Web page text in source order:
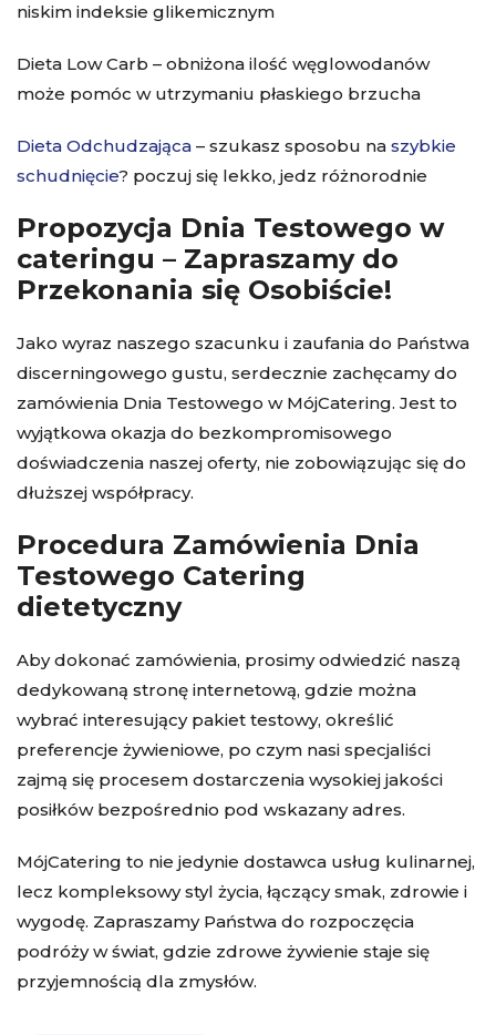
niskim indeksie glikemicznym
Dieta Low Carb – obniżona ilość węglowodanów
może pomóc w utrzymaniu płaskiego brzucha
Dieta Odchudzająca – szukasz sposobu na szybkie
schudnięcie? poczuj się lekko, jedz różnorodnie
Propozycja Dnia Testowego w
cateringu – Zapraszamy do
Przekonania się Osobiście!
Jako wyraz naszego szacunku i zaufania do Państwa
discerningowego gustu, serdecznie zachęcamy do
zamówienia Dnia Testowego w MójCatering. Jest to
wyjątkowa okazja do bezkompromisowego
doświadczenia naszej oferty, nie zobowiązując się do
dłuższej współpracy.
Procedura Zamówienia Dnia
Testowego Catering
dietetyczny
Aby dokonać zamówienia, prosimy odwiedzić naszą
dedykowaną stronę internetową, gdzie można
wybrać interesujący pakiet testowy, określić
preferencje żywieniowe, po czym nasi specjaliści
zajmą się procesem dostarczenia wysokiej jakości
posiłków bezpośrednio pod wskazany adres.
MójCatering to nie jedynie dostawca usług kulinarnej,
lecz kompleksowy styl życia, łączący smak, zdrowie i
wygodę. Zapraszamy Państwa do rozpoczęcia
podróży w świat, gdzie zdrowe żywienie staje się
przyjemnością dla zmysłów.